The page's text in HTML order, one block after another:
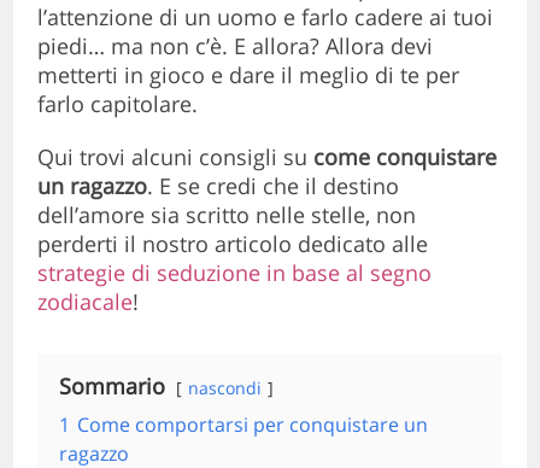
l’attenzione di un uomo e farlo cadere ai tuoi
piedi… ma non c’è. E allora? Allora devi
metterti in gioco e dare il meglio di te per
farlo capitolare.
Qui trovi alcuni consigli su come conquistare
un ragazzo. E se credi che il destino
dell’amore sia scritto nelle stelle, non
perderti il nostro articolo dedicato alle
strategie di seduzione in base al segno
zodiacale!
Sommario nascondi
1 Come comportarsi per conquistare un
ragazzo